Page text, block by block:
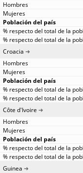
Croacia
Côte d'Ivoire
Guinea